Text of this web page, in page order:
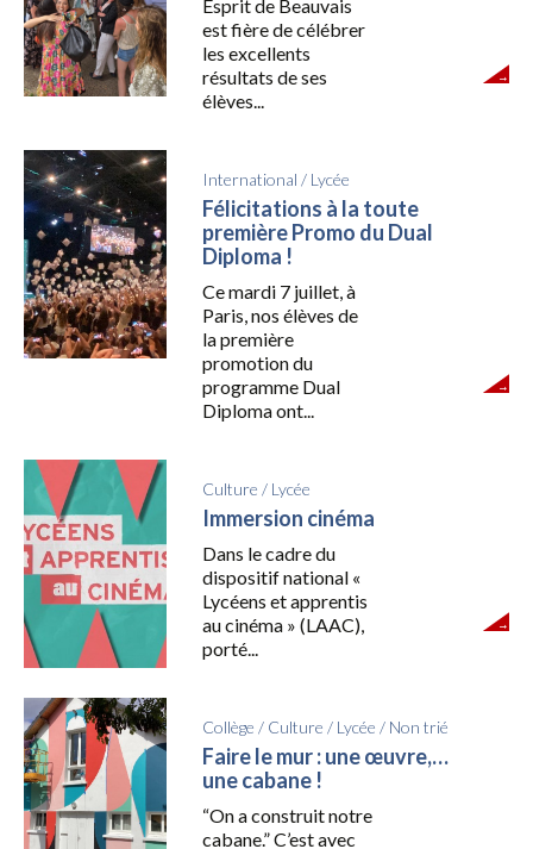
Esprit de Beauvais
est fière de célébrer
les excellents
résultats de ses
élèves...
International / Lycée
Félicitations à la toute
première Promo du Dual
Diploma !
Ce mardi 7 juillet, à
Paris, nos élèves de
la première
promotion du
programme Dual
Diploma ont...
Culture / Lycée
Immersion cinéma
Dans le cadre du
dispositif national «
Lycéens et apprentis
au cinéma » (LAAC),
porté...
Collège / Culture / Lycée / Non trié
Faire le mur : une œuvre,…
une cabane !
“On a construit notre
cabane.” C’est avec